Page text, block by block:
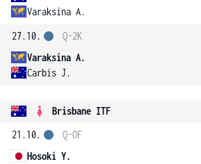
Varaksina A.
27.10.
Varaksina A.
Carbis J.
Q-2K
Brisbane ITF
21.10.
Hosoki Y.
Q-OF